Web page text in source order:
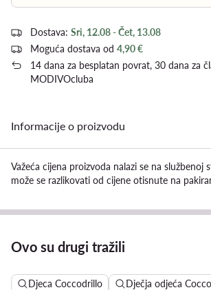
Dostava: Sri, 12.08 - Čet, 13.08
Moguća dostava od 4,90 €
14 dana za besplatan povrat, 30 dana za
MODIVOcluba
Informacije o proizvodu
Važeća cijena proizvoda nalazi se na službenoj
može se razlikovati od cijene otisnute na
Ovo su drugi tražili
Djeca Coccodrillo Dječja odjeća